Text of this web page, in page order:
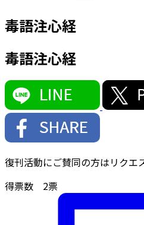
毒語注心経
毒語注心経
復刊活動にご賛同の方はリクエ
得票数 2票